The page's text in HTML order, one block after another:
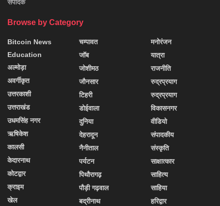
संपादक
Browse by Category
Bitcoin News
Education
अल्मोड़ा
अवर्गीकृत
उत्तरकाशी
उत्तराखंड
उधमसिंह नगर
ऋषिकेश
कालसी
केदारनाथ
कोटद्वार
क्राइम
खेल
चम्पावत
जॉब
जोशीमठ
जौनसार
टिहरी
डोईवाला
दुनिया
देहरादून
नैनीताल
पर्यटन
पिथौरागढ़
पौड़ी गढ़वाल
बद्रीनाथ
मनोरंजन
यात्रा
राजनीति
रुद्रप्रयाग
रुद्रप्रयाग
विकासनगर
वीडियो
संपादकीय
संस्कृति
साक्षात्कार
साहित्य
साहिया
हरिद्वार